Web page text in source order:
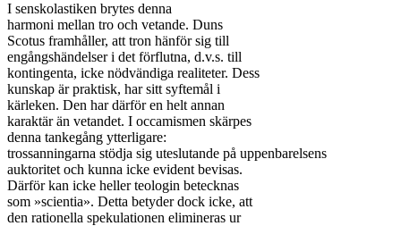
I senskolastiken brytes denna
harmoni mellan tro och vetande. Duns
Scotus framhåller, att tron hänför sig till
engångshändelser i det förflutna, d.v.s. till
kontingenta, icke nödvändiga realiteter. Dess
kunskap är praktisk, har sitt syftemål i
kärleken. Den har därför en helt annan
karaktär än vetandet. I occamismen skärpes
denna tankegång ytterligare:
trossanningarna stödja sig uteslutande på uppenbarelsens
auktoritet och kunna icke evident bevisas.
Därför kan icke heller teologin betecknas
som »scientia». Detta betyder dock icke, att
den rationella spekulationen elimineras ur